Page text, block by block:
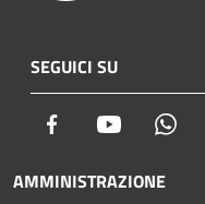
SEGUICI SU
Facebook Youtube
AMMINISTRAZIONE